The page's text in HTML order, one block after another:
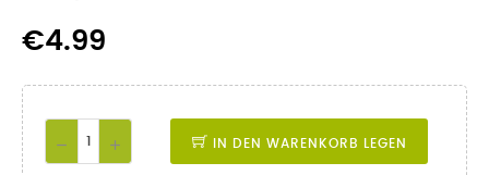
€4.99
IN DEN WARENKORB LEGEN